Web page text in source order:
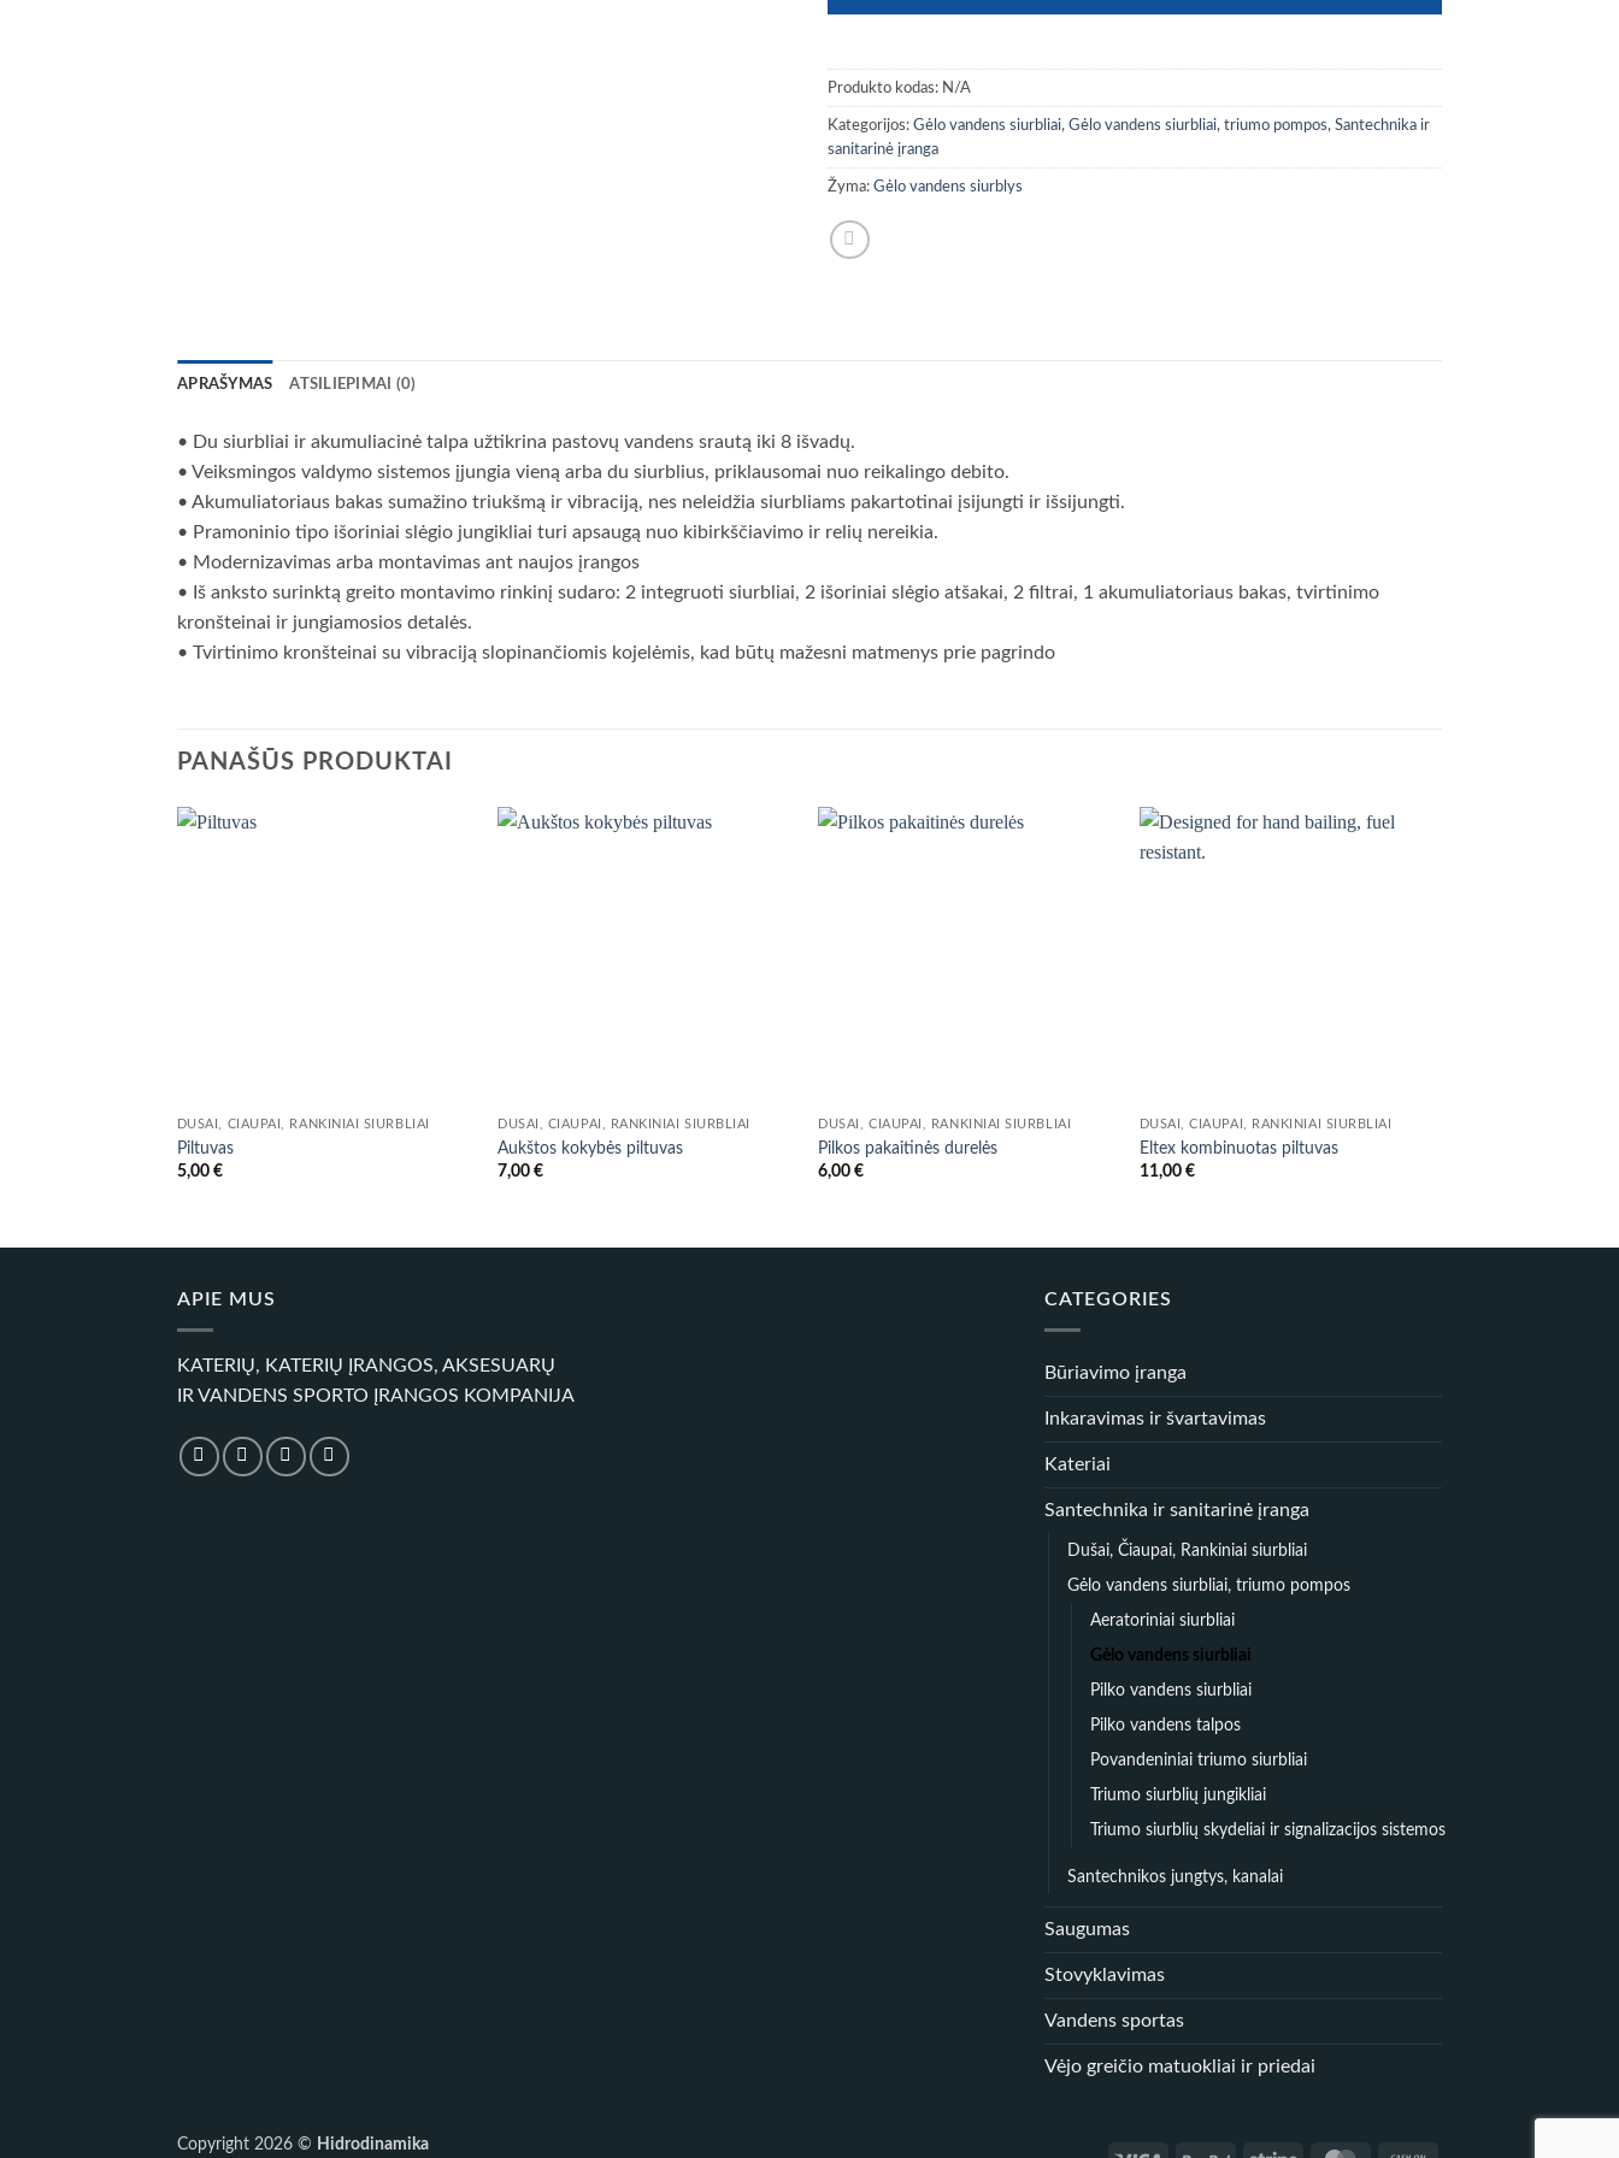
Produkto kodas: N/A
Kategorijos: Gėlo vandens siurbliai, Gėlo vandens siurbliai, triumo pompos, Santechnika ir
sanitarinė įranga
Žyma: Gėlo vandens siurblys
APRAŠYMAS ATSILIEPIMAI (0)
• Du siurbliai ir akumuliacinė talpa užtikrina pastovų vandens srautą iki 8 išvadų.
• Veiksmingos valdymo sistemos įjungia vieną arba du siurblius, priklausomai nuo reikalingo debito.
• Akumuliatoriaus bakas sumažino triukšmą ir vibraciją, nes neleidžia siurbliams pakartotinai įsijungti ir išsijungti.
• Pramoninio tipo išoriniai slėgio jungikliai turi apsaugą nuo kibirkščiavimo ir relių nereikia.
• Modernizavimas arba montavimas ant naujos įrangos
• Iš anksto surinktą greito montavimo rinkinį sudaro: 2 integruoti siurbliai, 2 išoriniai slėgio atšakai, 2 filtrai, 1 akumuliatoriaus bakas, tvirtinimo
kronšteinai ir jungiamosios detalės.
• Tvirtinimo kronšteinai su vibraciją slopinančiomis kojelėmis, kad būtų mažesni matmenys prie pagrindo
PANAŠŪS PRODUKTAI
DUŠAI, ČIAUPAI, RANKINIAI SIURBLIAI
Piltuvas
5,00 €
DUŠAI, ČIAUPAI, RANKINIAI SIURBLIAI
Aukštos kokybės piltuvas
7,00€
DUŠAI, ČIAUPAI, RANKINIAI SIURBLIAI
Pilkos pakaitinės durelės
6,00€
DUŠAI, ČIAUPAI, RANKINIAI SIURBLIAI
Eltex kombinuotas piltuvas
11,00 €
APIE MUS
KATERIŲ, KATERIŲ ĮRANGOS, AKSESUARŲ
IR VANDENS SPORTO ĮRANGOS KOMPANIJA
CATEGORIES
Būriavimo įranga
Inkaravimas ir švartavimas
Kateriai
Santechnika ir sanitarinė įranga
Dušai, Čiaupai, Rankiniai siurbliai
Gėlo vandens siurbliai, triumo pompos
Aeratoriniai siurbliai
Gėlo vandens siurbliai
Pilko vandens siurbliai
Pilko vandens talpos
Povandeniniai triumo siurbliai
Triumo siurblių jungikliai
Triumo siurblių skydeliai ir signalizacijos sistemos
Santechnikos jungtys, kanalai
Saugumas
Stovyklavimas
Vandens sportas
Vėjo greičio matuokliai ir priedai
Copyright 2026 © Hidrodinamika